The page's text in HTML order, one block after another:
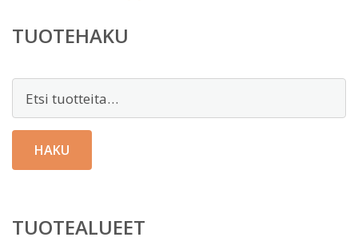
TUOTEHAKU
HAKU
TUOTEALUEET